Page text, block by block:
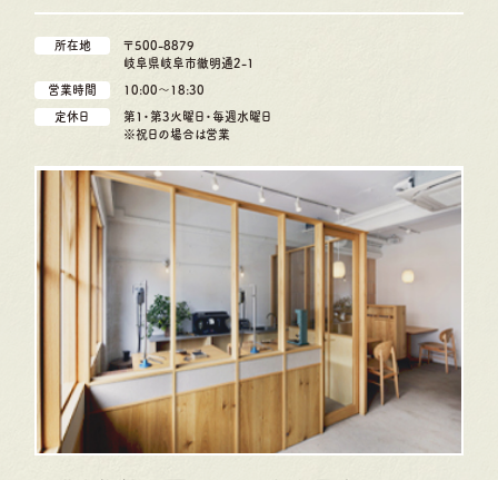
所在地
〒500-8879
岐阜県岐阜市徹明通2-1
営業時間 10:00〜18:30
定休日
第1・第3火曜日・毎週水曜日
※祝日の場合は営業